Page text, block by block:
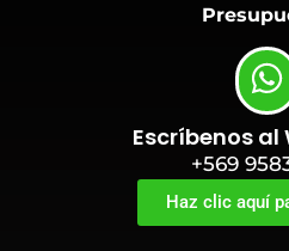
Escríbenos
+569
Haz clic aquí